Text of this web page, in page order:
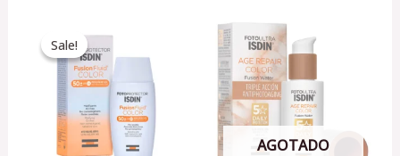
Sale!
Sale!
price
was:
$645.00. $420.00.
AGOTADO